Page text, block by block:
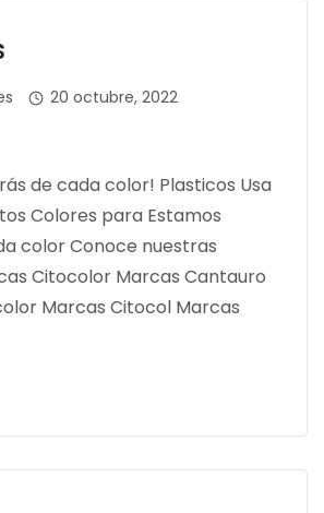
20 octubre, 2022
de cada color! Plasticos Usa
Colores para Estamos
color Conoce nuestras
Citocolor Marcas Cantauro
Marcas Citocol Marcas